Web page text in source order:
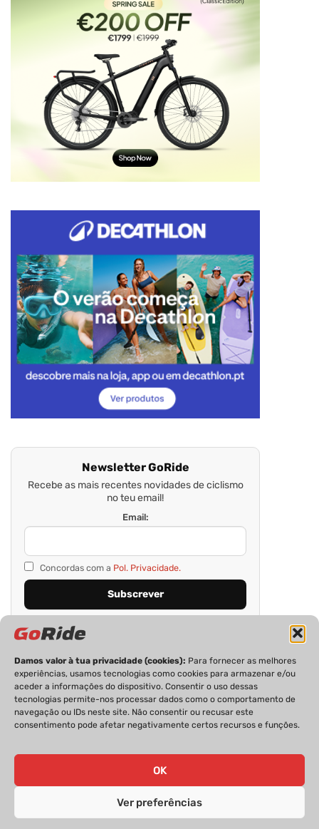
Damos valor à tua privacidade (cookies): Para fornecer as melhores
experiências, usamos tecnologias como cookies para armazenar e/ou
aceder a informações do dispositivo. Consentir o uso dessas
tecnologias permite-nos processar dados como o comportamento de
navegação ou IDs neste site. Não consentir ou recusar este
consentimento pode afetar negativamente certos recursos e funções.
OK
Ver preferências
Newsletter GoRide
Recebe as mais recentes novidades de ciclismo
no teu email!
Email:
Concordas com a Pol. Privacidade.
PRIVACIDADE FICHA TÉCNICA
ESTATUTO EDITORIAL
GoRide 2026 | Todos os direitos reservados.